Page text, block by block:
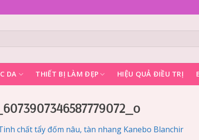
DA THIẾT BỊ LÀM ĐẸP HIỆU QUẢ ĐIỀU TRỊ
chất tẩy đốm nâu, tàn nhang Kanebo Blanchir